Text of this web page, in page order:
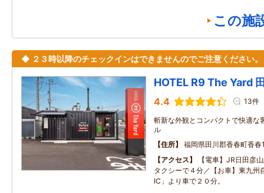
この施
◆ ２３時以降のチェックインはできませんのでご注意ください。
HOTEL R9 The Yard
4.4 13件
斬新な外観とコンパクトで快適な
ル
住所
福岡県田川郡香春町香春
アクセス
【電車】JR日田彦
タクシーで４分／【お車】東九州
IC」より車で２０分。